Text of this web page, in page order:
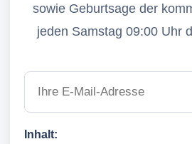
sowie Geburtsage der
jeden Samstag 09:00 Uhr
Inhalt: